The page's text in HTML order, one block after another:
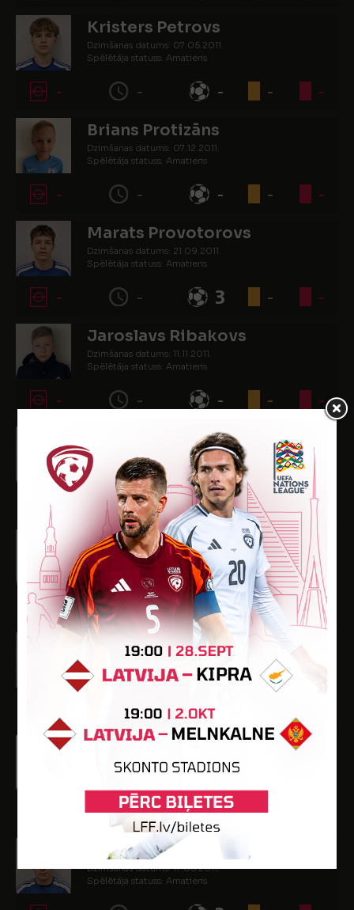
Kristers Petrovs
Dzimšanas datums: 07.05.2011.
Spēlētāja statuss: Amatieris
- - - - -
Brians Protizāns
Dzimšanas datums: 07.12.2011.
Spēlētāja statuss: Amatieris
- - - - -
Marats Provotorovs
Dzimšanas datums: 21.09.2011.
Spēlētāja statuss: Amatieris
- - 3 - -
Jaroslavs Ribakovs
Dzimšanas datums: 11.11.2011.
Spēlētāja statuss: Amatieris
- - - - -
Matvejs Rusaļčuks
Dzimšanas datums: 18.05.2011.
Spēlētāja statuss: Amatieris
- - 1 -
Lihamanovs Ruslans
Dzimšanas datums: 20.06.2011.
Spēlētāja statuss: Amatieris
- - - 1 -
Marks Safronovs
Spēlētāja statuss: Amatieris
-
Marks Škņarovs
Dzimšanas datums: 28.06.2011.
- - -
Maksims Uškacs
Dzimšanas datums: 17.05.2011.
Spēlētāja statuss: Amatieris